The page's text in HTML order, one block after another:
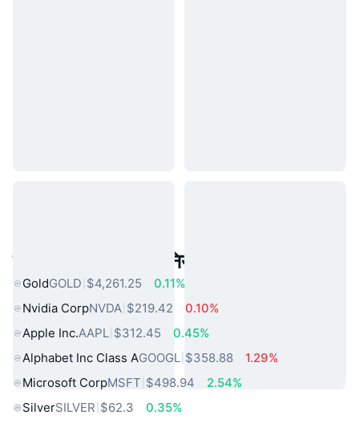
लोकप्रिय वास्तविक दुनिया की संपत्तियां
GoldGOLD $4,261.25
0.11%
Nvidia CorpNVDA $219.42
0.10%
Apple Inc.AAPL $312.45
0.45%
Alphabet Inc Class AGOOGL $358.88
1.29%
Microsoft CorpMSFT $498.94
2.54%
SilverSILVER $62.3
0.35%